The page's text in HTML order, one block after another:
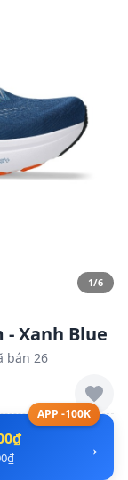
1/6
- Xanh Blue
bán 26
APP -100K
→